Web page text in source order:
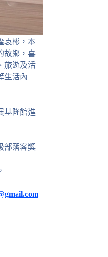
袁彬，本
故鄉，喜
旅遊及活
生活內
基隆館進
部落客獎